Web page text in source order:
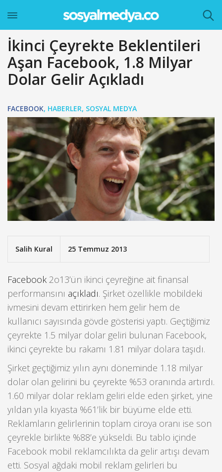
İkinci Çeyrekte Beklentileri
Aşan Facebook, 1.8 Milyar
Dolar Gelir Açıkladı
FACEBOOK, HABERLER, SOSYAL MEDYA
Salih Kural 25 Temmuz 2013
Facebook 2o13’ün ikinci çeyreğine ait finansal
performansını açıkladı. Şirket özellikle mobildeki
ivmesini devam ettirirken hem gelir hem de
kullanıcı sayısında gövde gösterisi yaptı. Geçtiğimiz
çeyrekte 1.5 milyar dolar geliri bulunan Facebook,
ikinci çeyrekte bu rakamı 1.81 milyar dolara taşıdı.
Şirket geçtiğimiz yılın aynı döneminde 1.18 milyar
dolar olan gelirini bu çeyrekte %53 oranında artırdı.
1.60 milyar dolar reklam geliri elde eden şirket, yine
yıldan yıla kıyasta %61’lik bir büyüme elde etti.
Reklamların gelirlerinin toplam ciroya oranı ise son
çeyrekle birlikte %88’e yükseldi. Bu tablo içinde
Facebook mobil reklamcılıkta da gelir artışı devam
etti. Sosyal ağdaki mobil reklam gelirleri bu